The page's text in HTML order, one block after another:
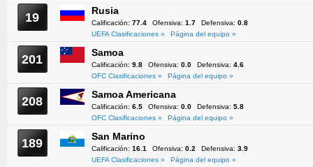
19 Rusia
Calificación: 77.4 Ofensiva: 1.7 Defensiva: 0.8
UEFA Clasificaciones »
Página del equipo »
201 Samoa
Calificación: 9.8 Ofensiva: 0.0 Defensiva: 4.6
OFC Clasificaciones »
Página del equipo »
208 Samoa Americana
Calificación: 6.5 Ofensiva: 0.0 Defensiva: 5.8
OFC Clasificaciones »
Página del equipo »
189 San Marino
Calificación: 16.1 Ofensiva: 0.2 Defensiva: 3.9
UEFA Clasificaciones »
Página del equipo »